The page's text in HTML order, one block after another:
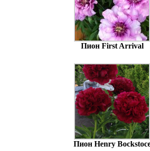
Пион First Arrival
Пион Henry